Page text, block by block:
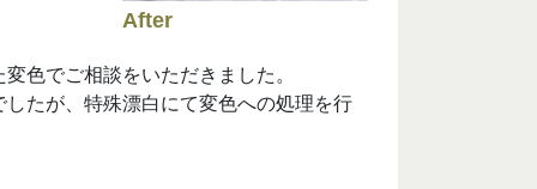
色でご相談をいただきました。
たが、特殊漂白にて変色への処理を行